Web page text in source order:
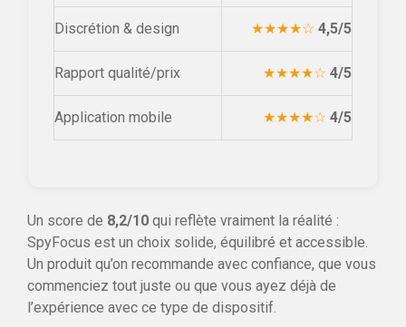
Discrétion & design ★★★★☆ 4,5/5
Rapport qualité/prix ★★★★☆ 4/5
Application mobile ★★★★☆ 4/5
Un score de 8,2/10 qui reflète vraiment la réalité :
SpyFocus est un choix solide, équilibré et accessible.
Un produit qu’on recommande avec confiance, que vous
commenciez tout juste ou que vous ayez déjà de
l’expérience avec ce type de dispositif.